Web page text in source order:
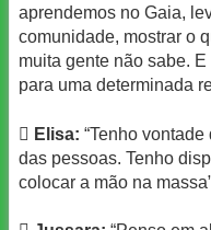
aprendemos no Gaia,
comunidade, mostrar o
muita gente não sabe.
para uma determinada
 Elisa: “Tenho
das pessoas. Tenho
colocar a mão na